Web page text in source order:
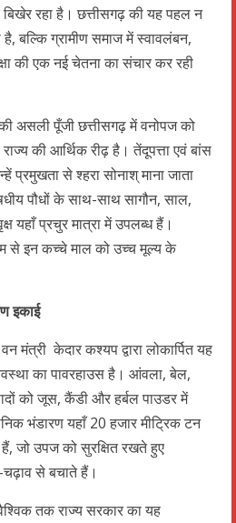
रहा है। छत्तीसगढ़ की यह पहल न
बल्कि ग्रामीण समाज में स्वावलंबन,
की एक नई चेतना का संचार कर रही
की असली पूँजी छत्तीसगढ़ में वनोपज को
की आर्थिक रीढ़ है। तेंदूपत्ता एवं बांस
प्रमुखता से श्हरा सोनाश् माना जाता
पौधों के साथ-साथ सागौन, साल,
यहाँ प्रचुर मात्रा में उपलब्ध हैं।
से इन कच्चे माल को उच्च मूल्य के
इकाई
मंत्री केदार कश्यप द्वारा लोकार्पित यह
का पावरहाउस है। आंवला, बेल,
को जूस, कैंडी और हर्बल पाउडर में
भंडारण यहाँ 20 हजार मीट्रिक टन
हैं, जो उपज को सुरक्षित रखते हुए
चढ़ाव से बचाते हैं।
तक राज्य सरकार का यह